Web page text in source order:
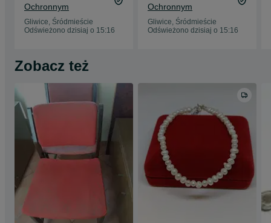
Ochronnym
Gliwice, Śródmieście
Odświeżono dzisiaj o 15:16
Ochronnym
Gliwice, Śródmieście
Odświeżono dzisiaj o 15:16
Zobacz też